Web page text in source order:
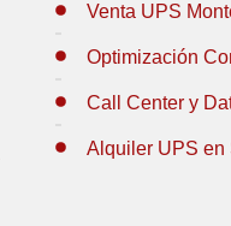
Venta UPS
Optimización
Call Center y
Alquiler UPS en